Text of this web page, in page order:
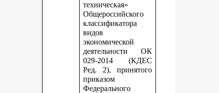
техническая»
Общероссийского
классификатора
видов
экономической
деятельности ОК
029-2014 (КДЕС
Ред. 2), принятого
приказом
Федерального